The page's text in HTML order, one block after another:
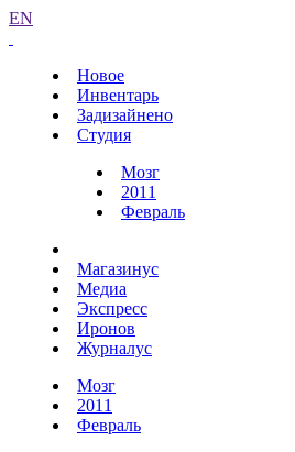
EN
Новое
Инвентарь
Задизайнено
Студия
Мозг
2011
Февраль
Магазинус
Медиа
Экспресс
Иронов
Журналус
Мозг
2011
Февраль